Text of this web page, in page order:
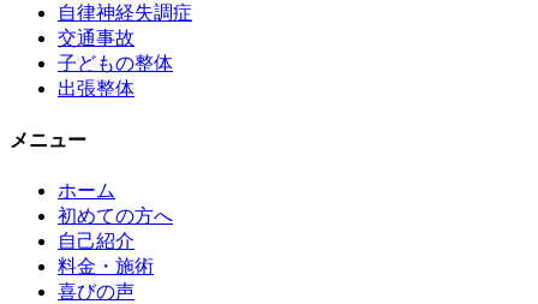
自律神経失調症
交通事故
子どもの整体
出張整体
メニュー
ホーム
初めての方へ
自己紹介
料金・施術
喜びの声